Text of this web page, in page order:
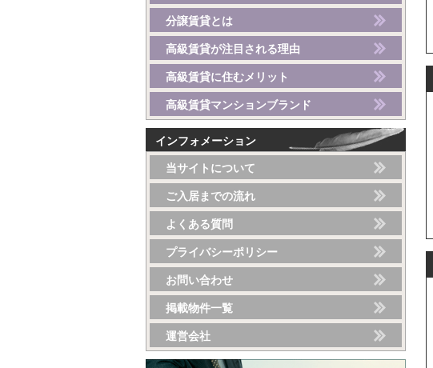
分譲賃貸とは
高級賃貸が注目される理由
高級賃貸に住むメリット
高級賃貸マンションブランド
インフォメーション
当サイトについて
ご入居までの流れ
よくある質問
プライバシーポリシー
お問い合わせ
掲載物件一覧
運営会社